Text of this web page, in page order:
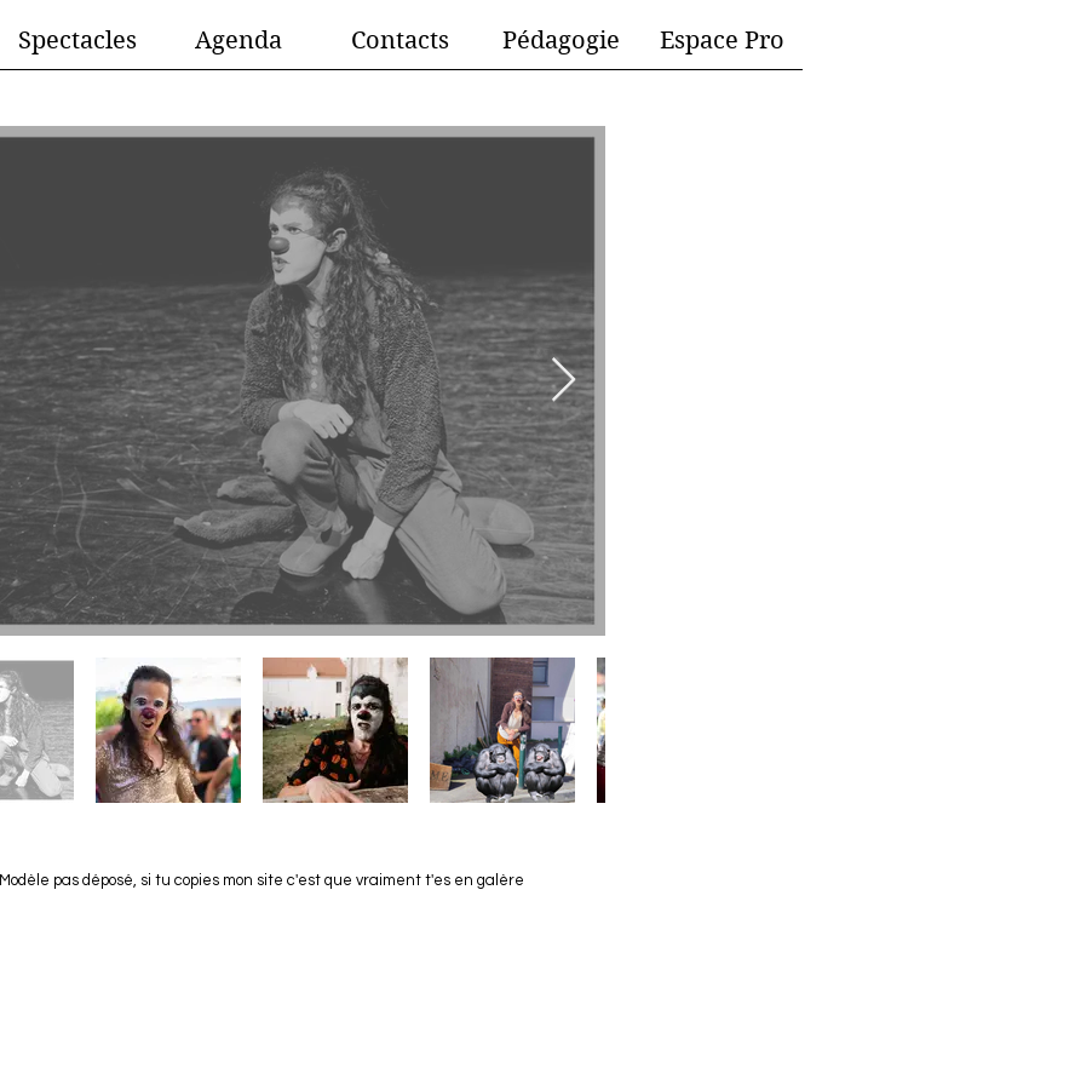
Spectacles Agenda Contacts Pédagogie Espace Pro
Modèle pas déposé, si tu copies mon site c'est que vraiment t'es en galère